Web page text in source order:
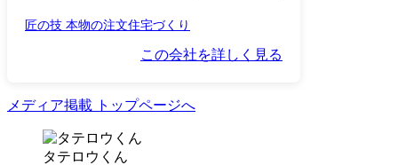
匠の技 本物の注文住宅づくり
この会社を詳しく見る
メディア掲載 トップページへ
タテロウくん